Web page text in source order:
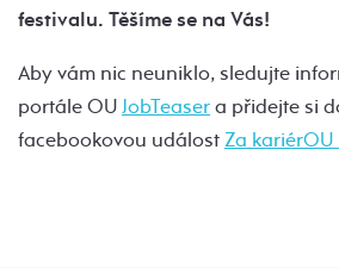
festivalu. Těšíme se na Vás!
Aby vám nic neuniklo, sledujte
portále OUJobTeasera přidejte si
facebookovou událostZa kariérOU